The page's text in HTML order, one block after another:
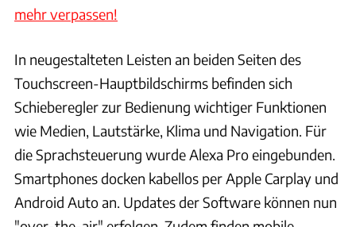
mehr verpassen!
In neugestalteten Leisten an beiden Seiten des
Touchscreen-Hauptbildschirms befinden sich
Schieberegler zur Bedienung wichtiger Funktionen
wie Medien, Lautstärke, Klima und Navigation. Für
die Sprachsteuerung wurde Alexa Pro eingebunden.
Smartphones docken kabellos per Apple Carplay und
Android Auto an. Updates der Software können nun